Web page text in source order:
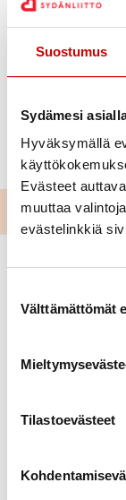
Suostumus
Sydämesi
Hyväksymällä
Evästeet
muuttaa
evästelinkkiä
Välttämättömät
Tilastoevästeet
Julkaistu 27.1.2026
Jaa Whatsapp
Jaa Jaa
Tarinamme